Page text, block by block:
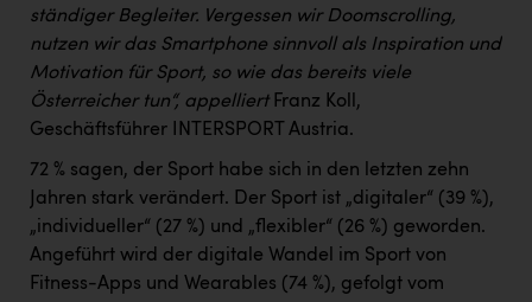
ständiger Begleiter. Vergessen wir Doomscrolling,
nutzen wir das Smartphone sinnvoll als Inspiration und
Motivation für Sport, so wie das bereits viele
Österreicher tun“, appelliert Franz Koll,
Geschäftsführer INTERSPORT Austria.
72 % sagen, der Sport habe sich in den letzten zehn
Jahren stark verändert. Der Sport ist „digitaler“ (39 %),
„individueller“ (27 %) und „flexibler“ (26 %) geworden.
Angeführt wird der digitale Wandel im Sport von
Fitness-Apps und Wearables (74 %), gefolgt vom